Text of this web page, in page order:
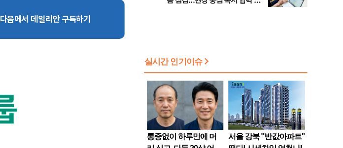
다음에서 데일리안 구독하기